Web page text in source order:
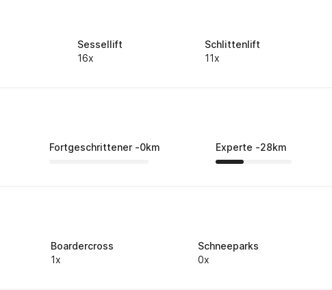
Sessellift
16x
Schlittenlift
11x
Fortgeschrittener -0km Experte -28km
Boardercross
1x
Schneeparks
0x